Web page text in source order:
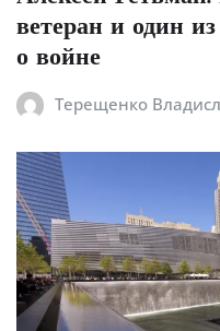
ветеран и один
о войне
Терещенко